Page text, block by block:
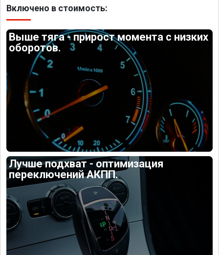
Включено в стоимость:
Выше тяга - прирост момента с низких
оборотов.
Лучше подхват - оптимизация
переключений АКПП.